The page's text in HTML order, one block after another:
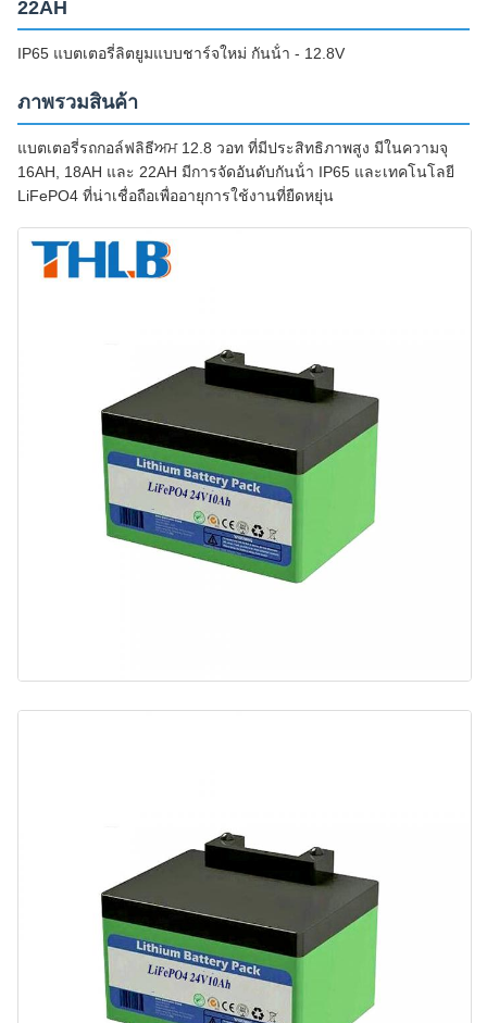
22AH
IP65 แบตเตอรี่ลิตยูมแบบชาร์จใหม่ กันน้ํา - 12.8V
ภาพรวมสินค้า
แบตเตอรี่รถกอล์ฟลิธีਅਮ 12.8 วอท ที่มีประสิทธิภาพสูง มีในความจุ
16AH, 18AH และ 22AH มีการจัดอันดับกันน้ํา IP65 และเทคโนโลยี
LiFePO4 ที่น่าเชื่อถือเพื่ออายุการใช้งานที่ยืดหยุ่น